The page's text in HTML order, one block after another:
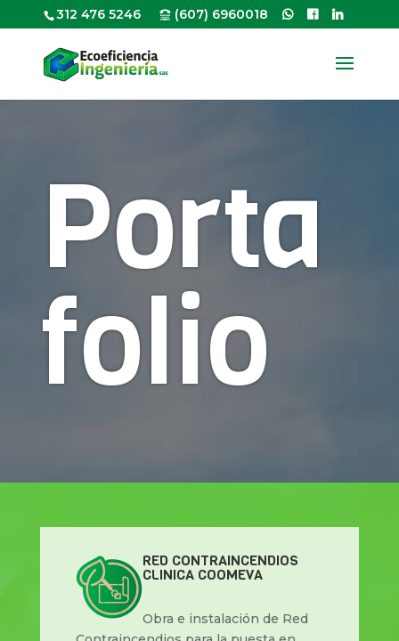
312 476 5246 (607) 6960018
Porta
folio
RED CONTRAINCENDIOS
CLINICA COOMEVA
Obra e instalación de Red